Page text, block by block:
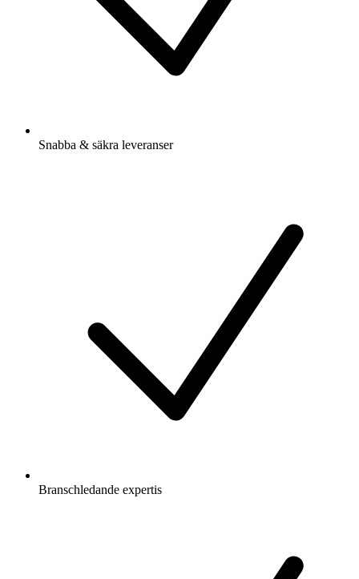
Snabba & säkra leveranser
Branschledande expertis